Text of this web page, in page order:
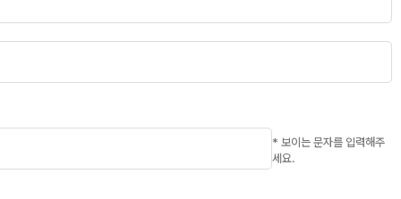
* 보이는 문자를 입력해주
세요.